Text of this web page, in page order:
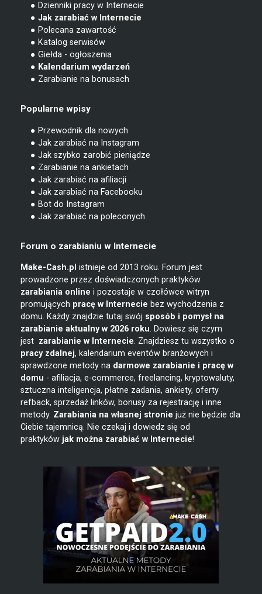
● Dzienniki pracy w Internecie
● Jak zarabiać w Internecie
● Polecana zawartość
● Katalog serwisów
● Giełda - ogłoszenia
● Kalendarium wydarzeń
● Zarabianie na bonusach
Popularne wpisy
● Przewodnik dla nowych
● Jak zarabiać na Instagram
● Jak szybko zarobić pieniądze
● Zarabianie na ankietach
● Jak zarabiać na afiliacji
● Jak zarabiać na Facebooku
● Bot do Instagram
● Jak zarabiać na poleconych
Forum o zarabianiu w Internecie
Make-Cash.pl istnieje od 2013 roku. Forum jest
prowadzone przez doświadczonych praktyków
zarabiania online i pozostaje w czołówce witryn
promujących pracę w Internecie bez wychodzenia z
domu. Każdy znajdzie tutaj swój sposób i pomysł na
zarabianie aktualny w 2026 roku. Dowiesz się czym
jest zarabianie w Internecie. Znajdziesz tu wszystko o
pracy zdalnej, kalendarium eventów branżowych i
sprawdzone metody na darmowe zarabianie i pracę w
domu - afiliacja, e-commerce, freelancing, kryptowaluty,
sztuczna inteligencja, płatne zadania, ankiety, oferty
refback, sprzedaż linków, bonusy za rejestrację i inne
metody. Zarabiania na własnej stronie już nie będzie dla
Ciebie tajemnicą. Nie czekaj i dowiedz się od
praktyków jak można zarabiać w Internecie!